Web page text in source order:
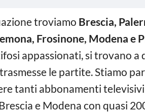
troviamo Brescia,
Frosinone, Modena e
appassionati, si trovano a
le partite. Stiamo
tanti abbonamenti
e Modena con quasi